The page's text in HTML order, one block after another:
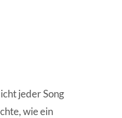
jeder Song
wie ein